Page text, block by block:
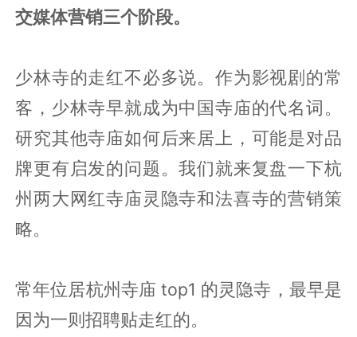
交媒体营销三个阶段。
少林寺的走红不必多说。作为影视剧的常
客，少林寺早就成为中国寺庙的代名词。
研究其他寺庙如何后来居上，可能是对品
牌更有启发的问题。我们就来复盘一下杭
州两大网红寺庙灵隐寺和法喜寺的营销策
略。
常年位居杭州寺庙 top1 的灵隐寺，最早是
因为一则招聘贴走红的。